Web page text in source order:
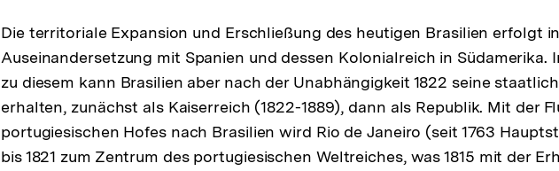
Die territoriale Expansion und Erschließung des heutigen Brasilien erfolgt
Auseinandersetzung mit Spanien und dessen Kolonialreich in Südamerika.
zu diesem kann Brasilien aber nach der Unabhängigkeit 1822 seine
erhalten, zunächst als Kaiserreich (1822-1889), dann als Republik. Mit der
portugiesischen Hofes nach Brasilien wird Rio de Janeiro (seit 1763
bis 1821 zum Zentrum des portugiesischen Weltreiches, was 1815 mit der